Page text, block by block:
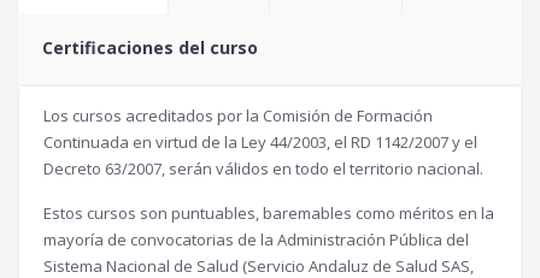
Certificaciones del curso
Los cursos acreditados por la Comisión de Formación
Continuada en virtud de la Ley 44/2003, el RD 1142/2007 y el
Decreto 63/2007, serán válidos en todo el territorio nacional.
Estos cursos son puntuables, baremables como méritos en la
mayoría de convocatorias de la Administración Pública del
Sistema Nacional de Salud (Servicio Andaluz de Salud SAS,